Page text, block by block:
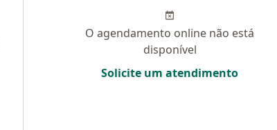
O agendamento online não está
disponível
Solicite um atendimento